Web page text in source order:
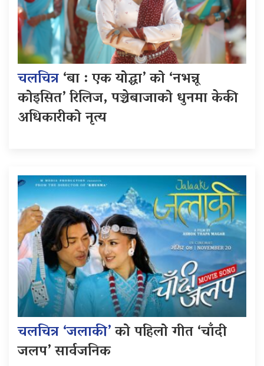
चलचित्र‘बा : एक योद्धा’ को ‘नभन्नू
कोइसित’ रिलिज, पञ्चेबाजाको धुनमा केकी
अधिकारीको नृत्य
चलचित्र ‘जलाकी’को पहिलो गीत ‘चाँदी
जलप’ सार्वजनिक